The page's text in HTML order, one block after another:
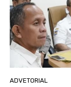
ADVETORIAL